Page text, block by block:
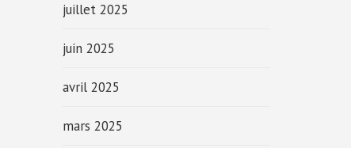
juillet 2025
juin 2025
avril 2025
mars 2025